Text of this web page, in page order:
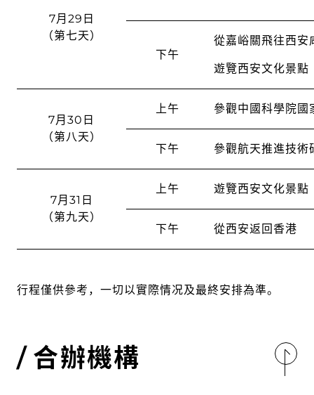
7月29日
（第七天）
下午
從嘉峪關飛往西安
遊覽西安文化景點
7月30日
（第八天）
上午 參觀中國科學院國
下午 參觀航天推進技術
7月31日
（第九天）
上午 遊覽西安文化景點
下午 從西安返回香港
行程僅供參考，一切以實際情况及最終安排為準。
合辦機構